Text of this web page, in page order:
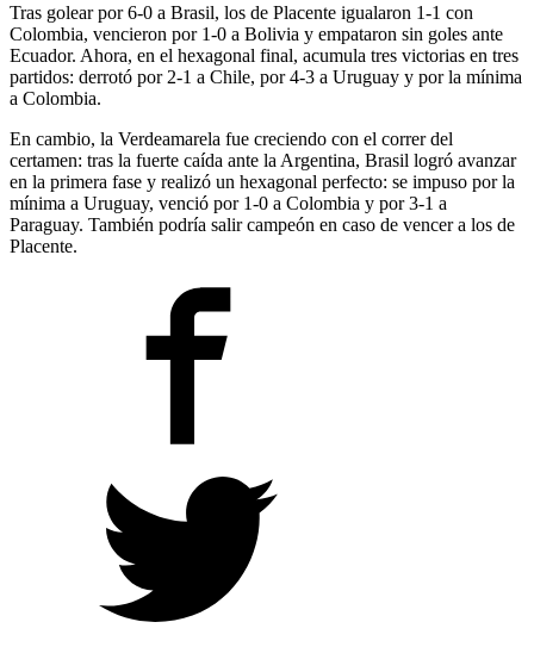
Tras golear por 6-0 a Brasil, los de Placente igualaron 1-1 con
Colombia, vencieron por 1-0 a Bolivia y empataron sin goles ante
Ecuador. Ahora, en el hexagonal final, acumula tres victorias en tres
partidos: derrotó por 2-1 a Chile, por 4-3 a Uruguay y por la mínima
a Colombia.
En cambio, la Verdeamarela fue creciendo con el correr del
certamen: tras la fuerte caída ante la Argentina, Brasil logró avanzar
en la primera fase y realizó un hexagonal perfecto: se impuso por la
mínima a Uruguay, venció por 1-0 a Colombia y por 3-1 a
Paraguay. También podría salir campeón en caso de vencer a los de
Placente.